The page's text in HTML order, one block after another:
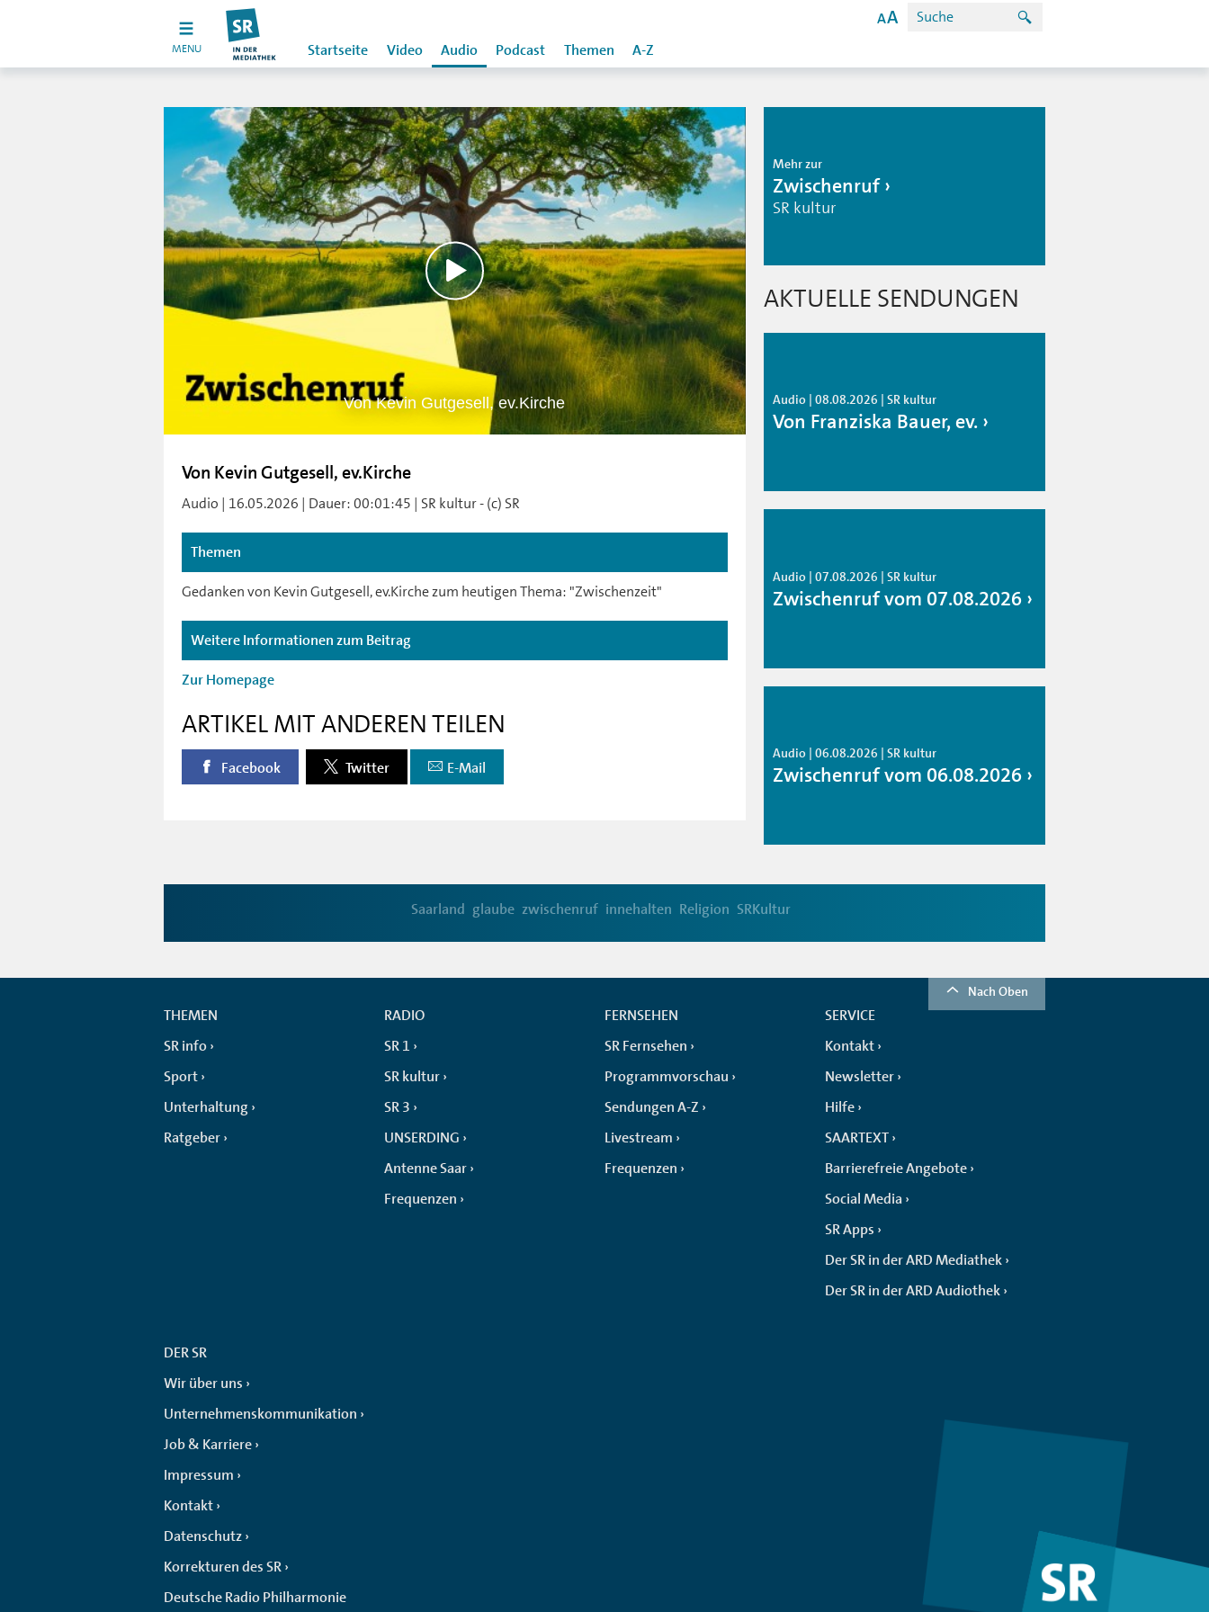
MENU Startseite Video Audio Podcast Themen A-Z
Von Kevin Gutgesell, ev.Kirche
Von Kevin Gutgesell, ev.Kirche
Audio | 16.05.2026 | Dauer: 00:01:45 | SR kultur - (c) SR
Themen
Gedanken von Kevin Gutgesell, ev.Kirche zum heutigen Thema: "Zwischenzeit"
Weitere Informationen zum Beitrag
Zur Homepage
ARTIKEL MIT ANDEREN TEILEN
Facebook Twitter E-Mail
Mehr zur
Zwischenruf
SR kultur
AKTUELLE SENDUNGEN
Audio | 08.08.2026 | SR kultur
Von Franziska Bauer, ev.
Audio | 07.08.2026 | SR kultur
Zwischenruf vom 07.08.2026
Audio | 06.08.2026 | SR kultur
Zwischenruf vom 06.08.2026
Saarland glaube zwischenruf innehalten Religion SRKultur
Nach Oben
THEMEN
SR info
Sport
Unterhaltung
Ratgeber
RADIO
SR 1
SR kultur
SR 3
UNSERDING
Antenne Saar
Frequenzen
FERNSEHEN
SR Fernsehen
Programmvorschau
Sendungen A-Z
Livestream
Frequenzen
SERVICE
Kontakt
Newsletter
Hilfe
SAARTEXT
Barrierefreie Angebote
Social Media
SR Apps
Der SR in der ARD Mediathek
Der SR in der ARD Audiothek
DER SR
Wir über uns
Unternehmenskommunikation
Job & Karriere
Impressum
Kontakt
Datenschutz
Korrekturen des SR
Deutsche Radio Philharmonie